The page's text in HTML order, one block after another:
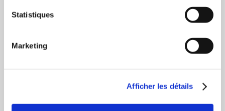
Statistiques
Marketing
Afficher les détails
Votre adresse e-mail ne sera pas publiée.
Les champs
obligatoires sont indiqués avec
Commentaire